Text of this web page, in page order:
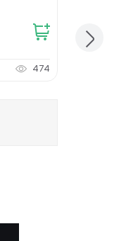
474
1,030